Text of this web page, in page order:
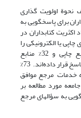
اولویت گذاری
برای پاسخگویی به
کتابداران در
پاسخگوی چاپی یا الکترونیکی را
بسته به ماهیت سؤال دانسته‌اند. 22% منابع چاپی و 32% منابع
الکترونیکی را در اولویت اول جستجو برای یافتن پاسخ قرار داده‌اند. 73%
خدمات مرجع موافق
مورد مطالعه بر
به سؤالهای مرجع